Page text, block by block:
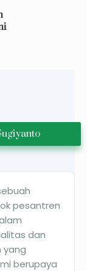
pesantren
dan
yang
berupaya